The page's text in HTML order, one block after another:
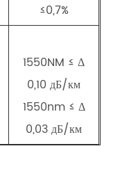
≤0,7%
1550NM ≤ Δ
0,10 дБ/км
1550nm ≤ Δ
0,03 дБ/км